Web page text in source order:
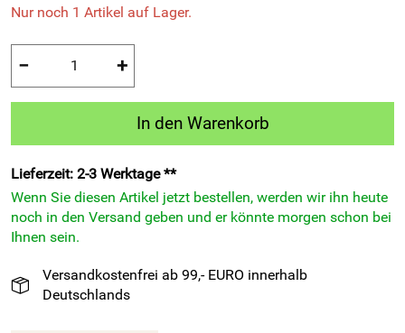
Nur noch 1 Artikel auf Lager.
− +
In den Warenkorb
Lieferzeit: 2-3 Werktage **
Wenn Sie diesen Artikel jetzt bestellen, werden wir ihn heute
noch in den Versand geben und er könnte morgen schon bei
Ihnen sein.
Versandkostenfrei ab 99,- EURO innerhalb
Deutschlands